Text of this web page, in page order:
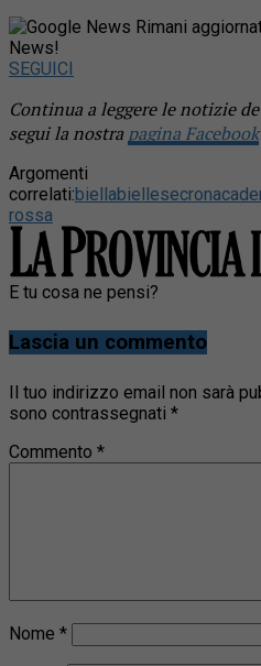
Rimani
News!
SEGUICI
Continua a leggere le notizie de
segui la nostra pagina Facebook
Argomenti
correlati:biellabiellesecronaca
rossa
E tu cosa ne pensi?
Lascia un commento
Il tuo indirizzo email non sarà
sono contrassegnati *
Commento *
Nome *